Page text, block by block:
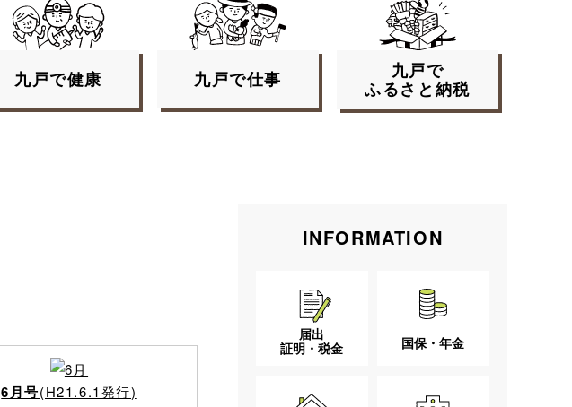
九戸で健康 九戸で仕事
九戸で
ふるさと納税
6月号(H21.6.1発行)
INFORMATION
届出
証明・税金
国保・年金